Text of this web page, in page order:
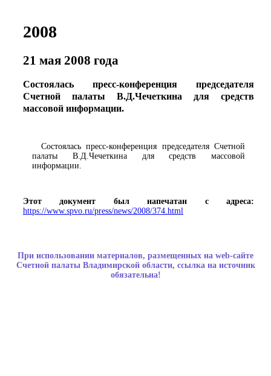
2008
21 мая 2008 года
Состоялась пресс-конференция председателя
Счетной палаты В.Д.Чечеткина для средств
массовой информации.
Состоялась пресс-конференция председателя Счетной
палаты В.Д.Чечеткина для средств массовой
информации.
Этот документ был напечатан с адреса:
https://www.spvo.ru/press/news/2008/374.html
При использовании материалов, размещенных на web-сайте
Счетной палаты Владимирской области, ссылка на источник
обязательна!